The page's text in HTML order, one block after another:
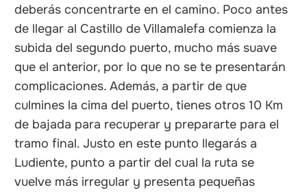
deberás concentrarte en el camino. Poco antes
de llegar al Castillo de Villamalefa comienza la
subida del segundo puerto, mucho más suave
que el anterior, por lo que no se te presentarán
complicaciones. Además, a partir de que
culmines la cima del puerto, tienes otros 10 Km
de bajada para recuperar y prepararte para el
tramo final. Justo en este punto llegarás a
Ludiente, punto a partir del cual la ruta se
vuelve más irregular y presenta pequeñas